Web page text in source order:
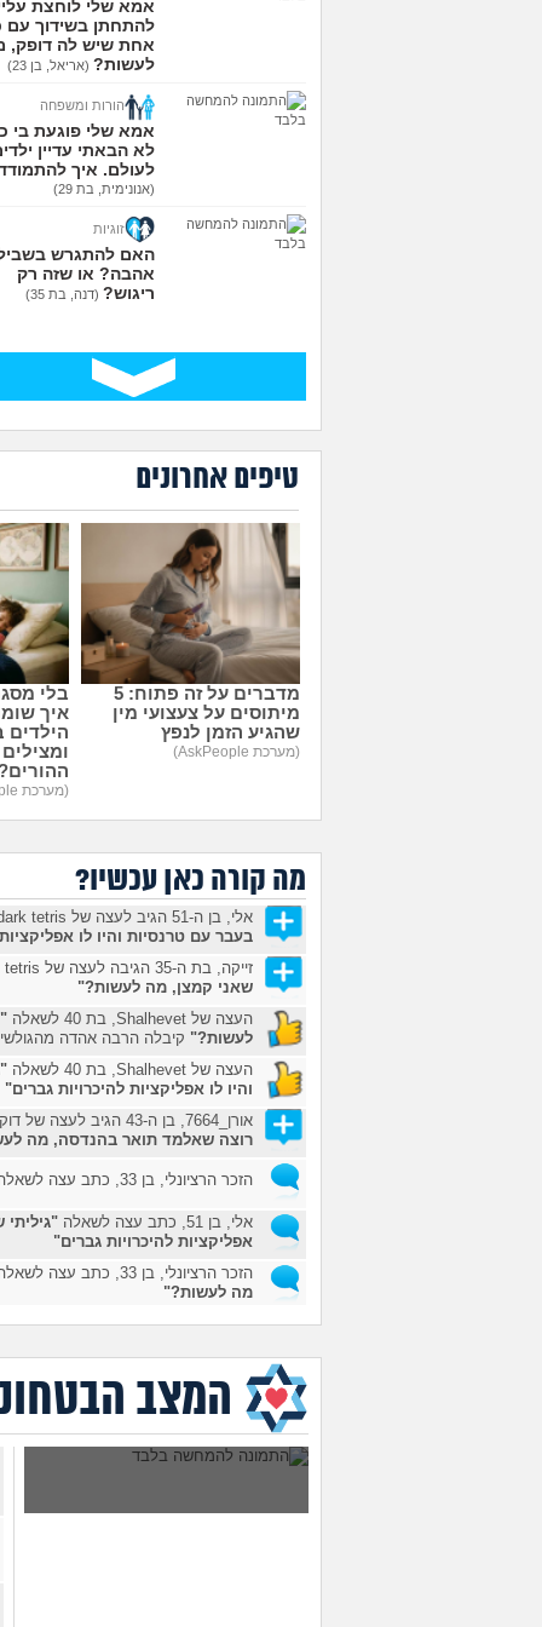
אמא שלי לוחצת
להתחתן בשידוך עם
אחת שיש לה דופק,
לעשות? (אריאל, בן 23)
הורות ומשפחה
אמא שלי פוגעת בי
לא הבאתי עדיין
לעולם. איך
(אנונימית, בת 29)
זוגיות
האם להתגרש
אהבה? או שזה רק
ריגוש? (דנה, בת 35)
טיפים אחרונים
מדברים על זה פתוח: 5
מיתוסים על צעצועי מין
שהגיע הזמן לנפץ
(מערכת AskPeople)
בלי
איך
הילדים
(מערכת AskPeople)
מה קורה כאן עכשיו?
אלי, בן ה-51 הגיב לעצה של dark tetris, בן ה-40 בשאלה
בעבר עם טרנסיות והיו לו
זייקה, בת ה-35 הגיבה לעצה של dark tetris, בן ה-40 בשאלה
שאני קמצן, מה לעשות?"
העצה של Shalhevet, בת 40 לשאלה
לעשות?" קיבלה הרבה אהדה
העצה של Shalhevet, בת 40 לשאלה
והיו לו אפליקציות להיכרויות גברים"
אורן_7664, בן ה-43 הגיב לעצה של דוקולו מנחם_8623, בן ה-36 בשאלה
רוצה שאלמד תואר בהנדסה, מה
הזכר הרציונלי, בן 33, כתב עצה לשאלה
אלי, בן 51, כתב עצה לשאלה
"גיליתי
אפליקציות להיכרויות גברים"
הזכר הרציונלי, בן 33, כתב עצה לשאלה
מה לעשות?"
הזכר הרציונלי, בן 33, כתב עצה לשאלה
העצה של אדם_7395, בן 30 לשאלה
והיו לו אפליקציות להיכרויות גברים"
דניאל_2881, בן ה-33 הגיב לעצה של אורח_3789, בן ה-23 בשאלה
חוקי?"
המצב
מה אפשר לעשות עם שכנים לא
מתחשבים במקלט?